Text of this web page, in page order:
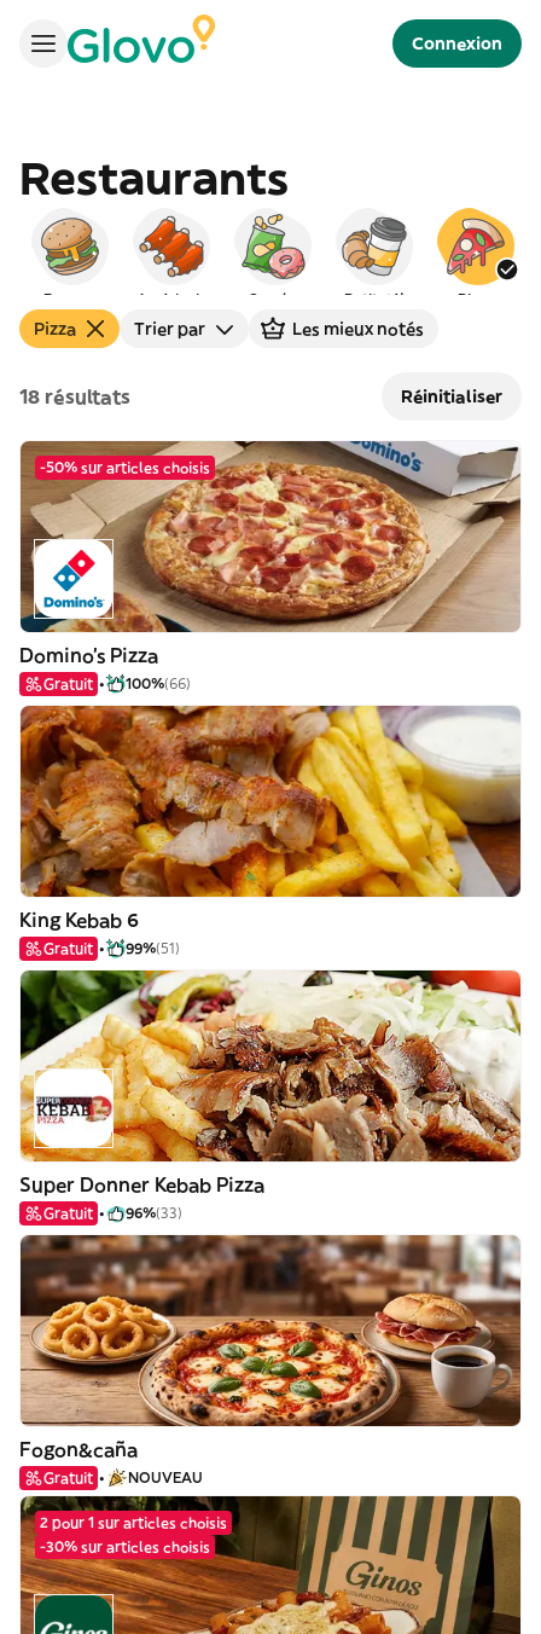
Connexion
Restaurants
Burgers Américain Snacks Petit déj Pizza
Pizza Trier par Les mieux notés
18 résultats Réinitialiser
-50% sur articles choisis
Domino's Pizza
Gratuit 100%(66)
King Kebab 6
Gratuit 99%(51)
Super Donner Kebab Pizza
Gratuit 96%(33)
Fogon&caña
Gratuit NOUVEAU
2 pour 1 sur articles choisis
-30% sur articles choisis